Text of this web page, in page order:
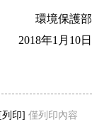
環境保護部
2018年1月10日
[列印] 僅列印內容